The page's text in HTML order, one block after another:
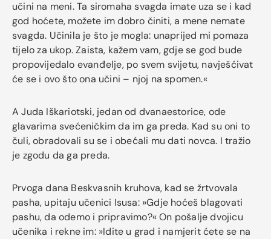
učini na meni. Ta siromaha svagda imate uza se i kad
god hoćete, možete im dobro činiti, a mene nemate
svagda. Učinila je što je mogla: unaprijed mi pomaza
tijelo za ukop. Zaista, kažem vam, gdje se god bude
propovijedalo evanđelje, po svem svijetu, navješćivat
će se i ovo što ona učini – njoj na spomen.«
A Juda Iškariotski, jedan od dvanaestorice, ode
glavarima svećeničkim da im ga preda. Kad su oni to
čuli, obradovali su se i obećali mu dati novca. I tražio
je zgodu da ga preda.
Prvoga dana Beskvasnih kruhova, kad se žrtvovala
pasha, upitaju učenici Isusa: »Gdje hoćeš blagovati
pashu, da odemo i pripravimo?« On pošalje dvojicu
učenika i rekne im: »Idite u grad i namjerit ćete se na